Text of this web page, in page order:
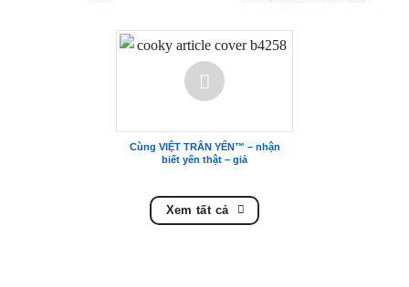
Cùng VIỆT TRÂN YẾN™ – nhận
biết yến thật – giả
Xem tất cả